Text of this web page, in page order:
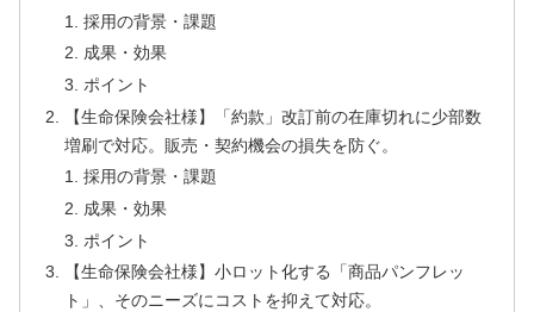
採用の背景・課題
成果・効果
ポイント
【生命保険会社様】「約款」改訂前の在庫切れに少部数
増刷で対応。販売・契約機会の損失を防ぐ。
採用の背景・課題
成果・効果
ポイント
【生命保険会社様】小ロット化する「商品パンフレッ
ト」、そのニーズにコストを抑えて対応。